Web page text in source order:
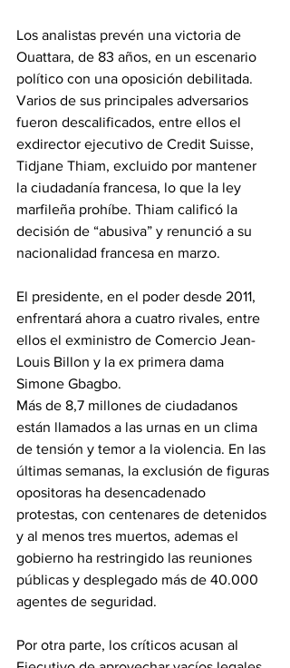
Los analistas prevén una victoria de
Ouattara, de 83 años, en un escenario
político con una oposición debilitada.
Varios de sus principales adversarios
fueron descalificados, entre ellos el
exdirector ejecutivo de Credit Suisse,
Tidjane Thiam, excluido por mantener
la ciudadanía francesa, lo que la ley
marfileña prohíbe. Thiam calificó la
decisión de “abusiva” y renunció a su
nacionalidad francesa en marzo.
El presidente, en el poder desde 2011,
enfrentará ahora a cuatro rivales, entre
ellos el exministro de Comercio Jean-
Louis Billon y la ex primera dama
Simone Gbagbo.
Más de 8,7 millones de ciudadanos
están llamados a las urnas en un clima
de tensión y temor a la violencia. En las
últimas semanas, la exclusión de figuras
opositoras ha desencadenado
protestas, con centenares de detenidos
y al menos tres muertos, ademas el
gobierno ha restringido las reuniones
públicas y desplegado más de 40.000
agentes de seguridad.
Por otra parte, los críticos acusan al